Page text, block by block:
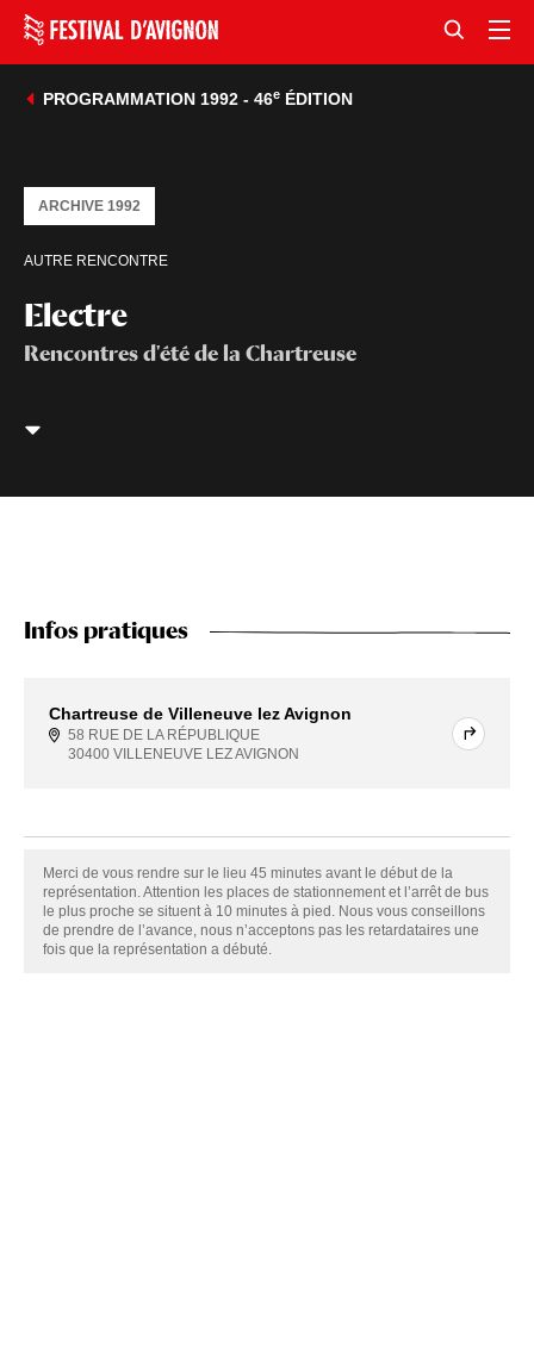
PROGRAMMATION 1992 - 46eÉDITION
Electre
Rencontres d'été de la Chartreuse
AUTRE RENCONTRE
ARCHIVE 1992
Infos pratiques
Chartreuse de Villeneuve lez Avignon
58 RUE DE LA RÉPUBLIQUE
30400 VILLENEUVE LEZ AVIGNON
Merci de vous rendre sur le lieu 45 minutes avant le début de la
représentation. Attention les places de stationnement et l’arrêt de bus
le plus proche se situent à 10 minutes à pied. Nous vous conseillons
de prendre de l’avance, nous n’acceptons pas les retardataires une
fois que la représentation a débuté.